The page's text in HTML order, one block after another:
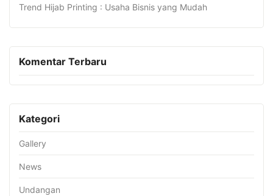
Trend Hijab Printing : Usaha Bisnis yang Mudah
Komentar Terbaru
Kategori
Gallery
News
Undangan